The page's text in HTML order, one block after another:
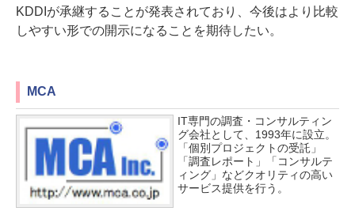
KDDIが承継することが発表されており、今後はより比較
しやすい形での開示になることを期待したい。
MCA
IT専門の調査・コンサルティン
グ会社として、1993年に設立。
「個別プロジェクトの受託」
「調査レポート」「コンサルテ
ィング」などクオリティの高い
サービス提供を行う。